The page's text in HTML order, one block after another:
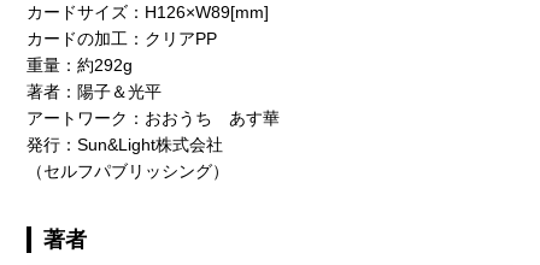
カードサイズ：H126×W89[mm]
カードの加工：クリアPP
重量：約292g
著者：陽子＆光平
アートワーク：おおうち あす華
発行：Sun&Light株式会社
（セルフパブリッシング）
著者